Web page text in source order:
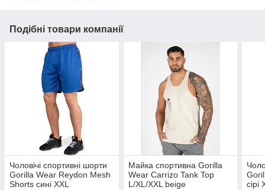
Подібні товари компанії
Чоловічі спортивні шорти
Gorilla Wear Reydon Mesh
Shorts сині XXL
Майка спортивна Gorilla
Wear Carrizo Tank Top
L/XL/XXL beige
сірі